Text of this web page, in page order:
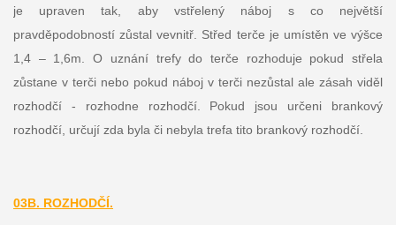
je upraven tak, aby vstřelený náboj s co největší
pravděpodobností zůstal vevnitř. Střed terče je umístěn ve výšce
1,4 – 1,6m. O uznání trefy do terče rozhoduje pokud střela
zůstane v terči nebo pokud náboj v terči nezůstal ale zásah viděl
rozhodčí - rozhodne rozhodčí. Pokud jsou určeni brankový
rozhodčí, určují zda byla či nebyla trefa tito brankový rozhodčí.
03B. ROZHODČÍ.